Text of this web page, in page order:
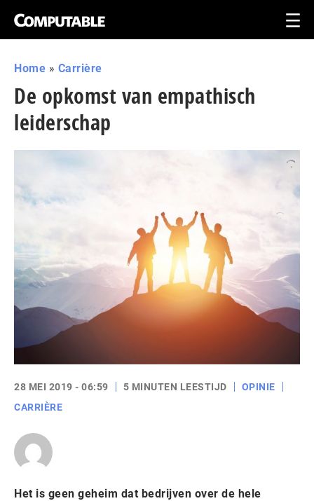
Home » Carrière
De opkomst van empathisch
leiderschap
28 MEI 2019 - 06:59 5 MINUTEN LEESTIJD
OPINIE
CARRIÈRE
Het is geen geheim dat bedrijven over de hele